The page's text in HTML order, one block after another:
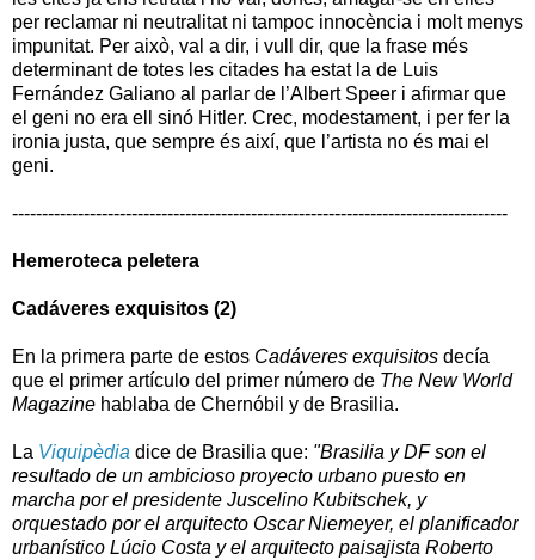
per reclamar ni neutralitat ni tampoc innocència i molt menys
impunitat. Per això, val a dir, i vull dir, que la frase més
determinant de totes les citades ha estat la de Luis
Fernández Galiano al parlar de l’Albert Speer i afirmar que
el geni no era ell sinó Hitler. Crec, modestament, i per fer la
ironia justa, que sempre és així, que l’artista no és mai el
geni.
-----------------------------------------------------------------------------------
Hemeroteca peletera
Cadáveres exquisitos (2)
En la primera parte de estos Cadáveres exquisitos decía
que el primer artículo del primer número de The New World
Magazine hablaba de Chernóbil y de Brasilia.
La Viquipèdia dice de Brasilia que: "Brasilia y DF son el
resultado de un ambicioso proyecto urbano puesto en
marcha por el presidente Juscelino Kubitschek, y
orquestado por el arquitecto Oscar Niemeyer, el planificador
urbanístico Lúcio Costa y el arquitecto paisajista Roberto